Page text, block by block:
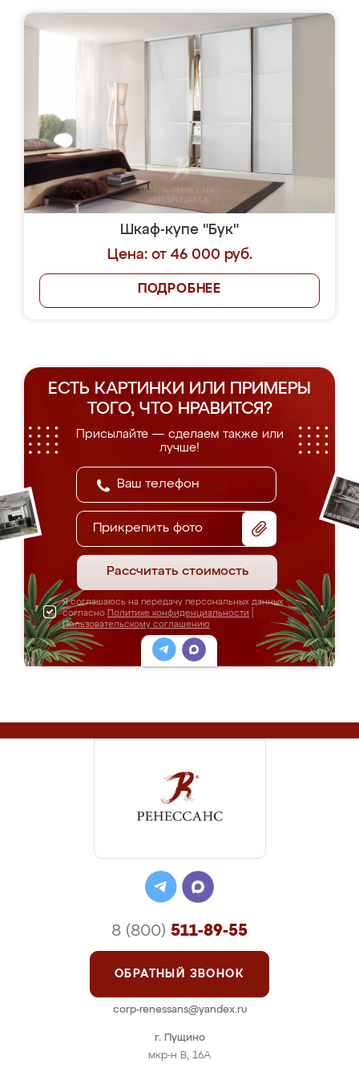
Шкаф-купе "Бук"
Цена: от 46 000 руб.
ПОДРОБНЕЕ
ЕСТЬ КАРТИНКИ ИЛИ ПРИМЕРЫ
ТОГО, ЧТО НРАВИТСЯ?
Присылайте — сделаем также или
лучше!
Прикрепить фото
Рассчитать стоимость
Я соглашаюсь на передачу персональных данных
согласно Политике конфиденциальности
Пользовательскому соглашению
г. Пущино
мкр-н В, 16А
8 (800) 511-89-55
ОБРАТНЫЙ ЗВОНОК
corp-renessans@yandex.ru